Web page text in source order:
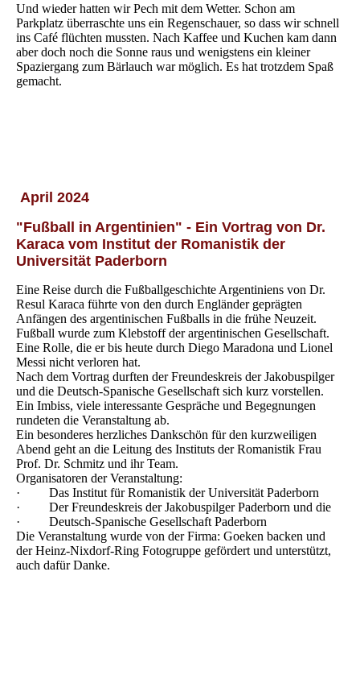
Und wieder hatten wir Pech mit dem Wetter. Schon am
Parkplatz überraschte uns ein Regenschauer, so dass wir schnell
ins Café flüchten mussten. Nach Kaffee und Kuchen kam dann
aber doch noch die Sonne raus und wenigstens ein kleiner
Spaziergang zum Bärlauch war möglich. Es hat trotzdem Spaß
gemacht.
April 2024
"Fußball in Argentinien" - Ein Vortrag von Dr.
Karaca vom Institut der Romanistik der
Universität Paderborn
Eine Reise durch die Fußballgeschichte Argentiniens von Dr.
Resul Karaca führte von den durch Engländer geprägten
Anfängen des argentinischen Fußballs in die frühe Neuzeit.
Fußball wurde zum Klebstoff der argentinischen Gesellschaft.
Eine Rolle, die er bis heute durch Diego Maradona und Lionel
Messi nicht verloren hat.
Nach dem Vortrag durften der Freundeskreis der Jakobuspilger
und die Deutsch-Spanische Gesellschaft sich kurz vorstellen.
Ein Imbiss, viele interessante Gespräche und Begegnungen
rundeten die Veranstaltung ab.
Ein besonderes herzliches Dankschön für den kurzweiligen
Abend geht an die Leitung des Instituts der Romanistik Frau
Prof. Dr. Schmitz und ihr Team.
Organisatoren der Veranstaltung:
· Das Institut für Romanistik der Universität Paderborn
· Der Freundeskreis der Jakobuspilger Paderborn und die
· Deutsch-Spanische Gesellschaft Paderborn
Die Veranstaltung wurde von der Firma: Goeken backen und
der Heinz-Nixdorf-Ring Fotogruppe gefördert und unterstützt,
auch dafür Danke.